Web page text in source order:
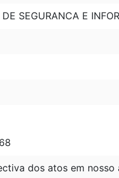
SEGURANCA E
dos atos em